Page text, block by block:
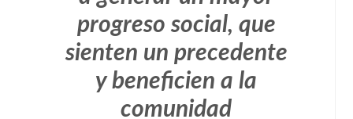
progreso social, que
sienten un precedente
y beneficien a la
comunidad